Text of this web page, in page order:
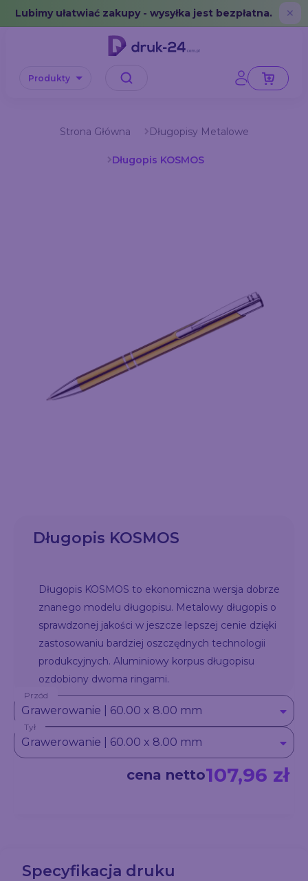
Error: No data in cache or invalid format
Lubimy ułatwiać zakupy - wysyłka jest bezpłatna. ✕
Produkty
Strona Główna Długopisy Metalowe
Długopis KOSMOS
Długopis KOSMOS
Długopis KOSMOS to ekonomiczna wersja dobrze
znanego modelu długopisu. Metalowy długopis o
sprawdzonej jakości w jeszcze lepszej cenie dzięki
zastosowaniu bardziej oszczędnych technologii
produkcyjnych. Aluminiowy korpus długopisu
ozdobiony dwoma ringami.
Przód
Grawerowanie | 60.00 x 8.00 mm
Tył
Grawerowanie | 60.00 x 8.00 mm
cena netto107,96 zł
Specyfikacja druku